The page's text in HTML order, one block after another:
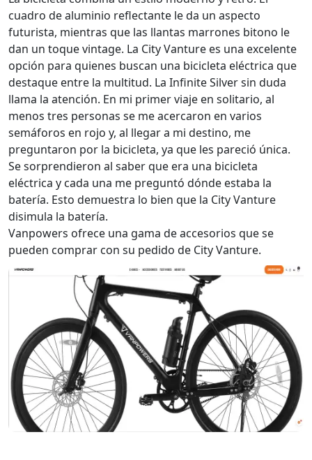
cuadro de aluminio reflectante le da un aspecto
futurista, mientras que las llantas marrones bitono le
dan un toque vintage. La City Vanture es una excelente
opción para quienes buscan una bicicleta eléctrica que
destaque entre la multitud. La Infinite Silver sin duda
llama la atención. En mi primer viaje en solitario, al
menos tres personas se me acercaron en varios
semáforos en rojo y, al llegar a mi destino, me
preguntaron por la bicicleta, ya que les pareció única.
Se sorprendieron al saber que era una bicicleta
eléctrica y cada una me preguntó dónde estaba la
batería. Esto demuestra lo bien que la City Vanture
disimula la batería.
Vanpowers ofrece una gama de accesorios que se
pueden comprar con su pedido de City Vanture.